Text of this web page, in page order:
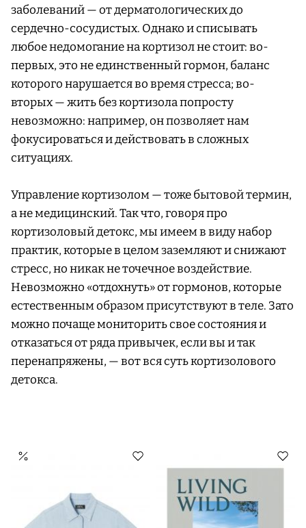
заболеваний — от дерматологических до
сердечно-сосудистых. Однако и списывать
любое недомогание на кортизол не стоит: во-
первых, это не единственный гормон, баланс
которого нарушается во время стресса; во-
вторых — жить без кортизола попросту
невозможно: например, он позволяет нам
фокусироваться и действовать в сложных
ситуациях.
Управление кортизолом — тоже бытовой термин,
а не медицинский. Так что, говоря про
кортизоловый детокс, мы имеем в виду набор
практик, которые в целом заземляют и снижают
стресс, но никак не точечное воздействие.
Невозможно «отдохнуть» от гормонов, которые
естественным образом присутствуют в теле. Зато
можно почаще мониторить свое состояния и
отказаться от ряда привычек, если вы и так
перенапряжены, — вот вся суть кортизолового
детокса.